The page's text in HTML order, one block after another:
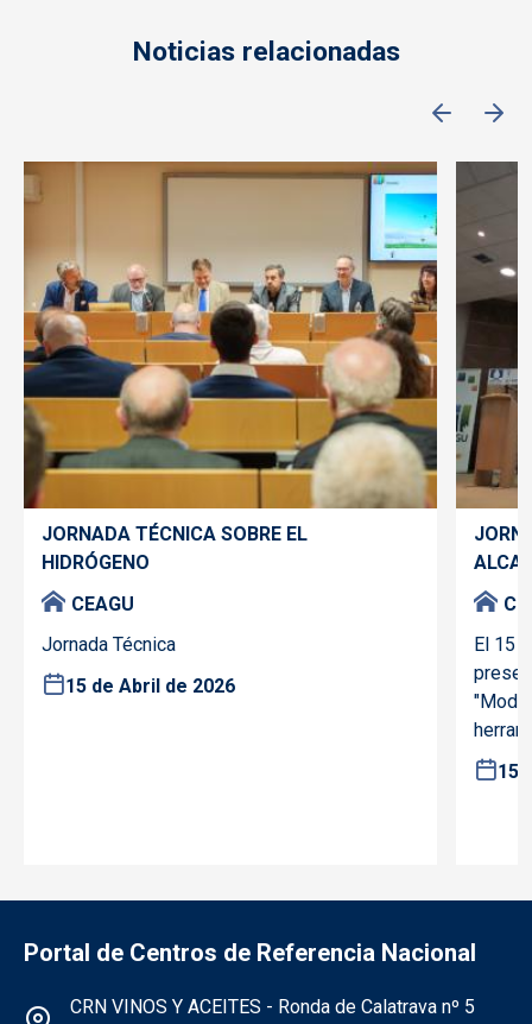
Noticias relacionadas
JORNADA TÉCNICA SOBRE EL
HIDRÓGENO
CEAGU
Jornada Técnica
15 de Abril de 2026
El 15
15
Portal de Centros de Referencia Nacional
Información de la institución CRN Vinos
CRN VINOS Y ACEITES - Ronda de Calatrava nº 5